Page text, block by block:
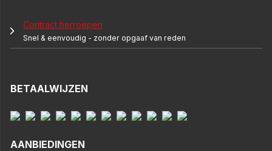
Contract herroepen
Snel & eenvoudig - zonder opgaaf van reden
BETAALWIJZEN
AANBIEDINGEN